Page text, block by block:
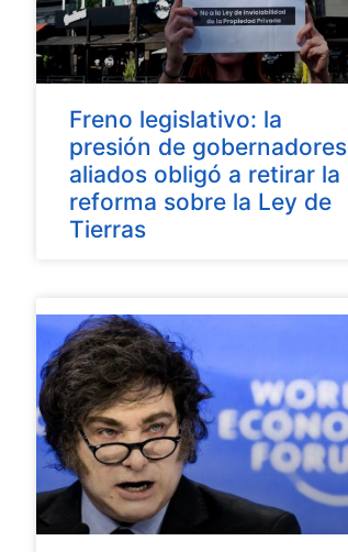
Freno legislativo: la
presión de gobernadores
aliados obligó a retirar la
reforma sobre la Ley de
Tierras